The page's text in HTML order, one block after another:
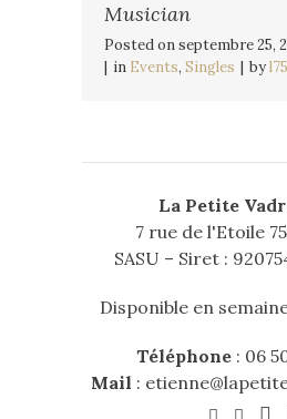
Musician
Posted onseptembre 25,
in Events, Singles by
La Petite
7 rue de l'Etoile
SASU – Siret :
Disponible en
Téléphone: 06
Mail :